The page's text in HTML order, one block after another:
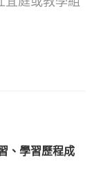
、學習歷程成